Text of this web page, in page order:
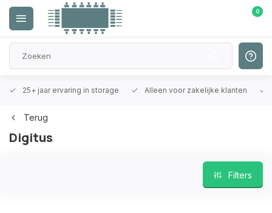
0
25+ jaar ervaring in storage Alleen voor zakelijke klanten
Terug
Digitus
Filters